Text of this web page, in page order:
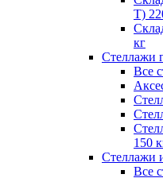
Т)
кг
Стеллажи
Все
150
Стеллажи
Все